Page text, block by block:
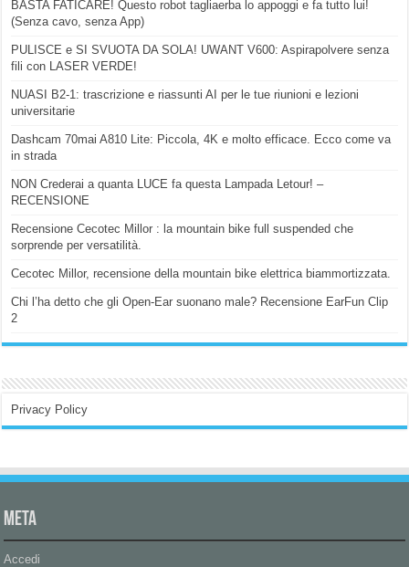
BASTA FATICARE! Questo robot tagliaerba lo appoggi e fa tutto lui!
(Senza cavo, senza App)
PULISCE e SI SVUOTA DA SOLA! UWANT V600: Aspirapolvere senza
fili con LASER VERDE!
NUASI B2-1: trascrizione e riassunti AI per le tue riunioni e lezioni
universitarie
Dashcam 70mai A810 Lite: Piccola, 4K e molto efficace. Ecco come va
in strada
NON Crederai a quanta LUCE fa questa Lampada Letour! –
RECENSIONE
Recensione Cecotec Millor : la mountain bike full suspended che
sorprende per versatilità.
Cecotec Millor, recensione della mountain bike elettrica biammortizzata.
Chi l’ha detto che gli Open-Ear suonano male? Recensione EarFun Clip
2
Privacy Policy
Meta
Accedi